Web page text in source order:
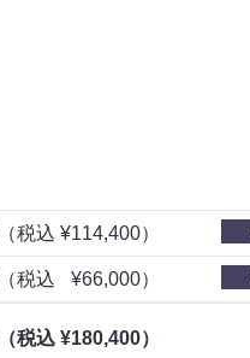
（税込 ¥114,400）
（税込 ¥66,000）
（税込 ¥180,400）